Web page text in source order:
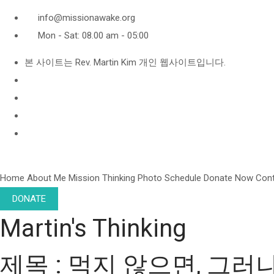
info@missionawake.org
Mon - Sat: 08.00 am - 05:00
본 사이트는 Rev. Martin Kim 개인 웹사이트입니다.
Home About Me Mission Thinking Photo Schedule Donate Now
DONATE
Martin's Thinking
제목 : 먹지 않으면, 그러